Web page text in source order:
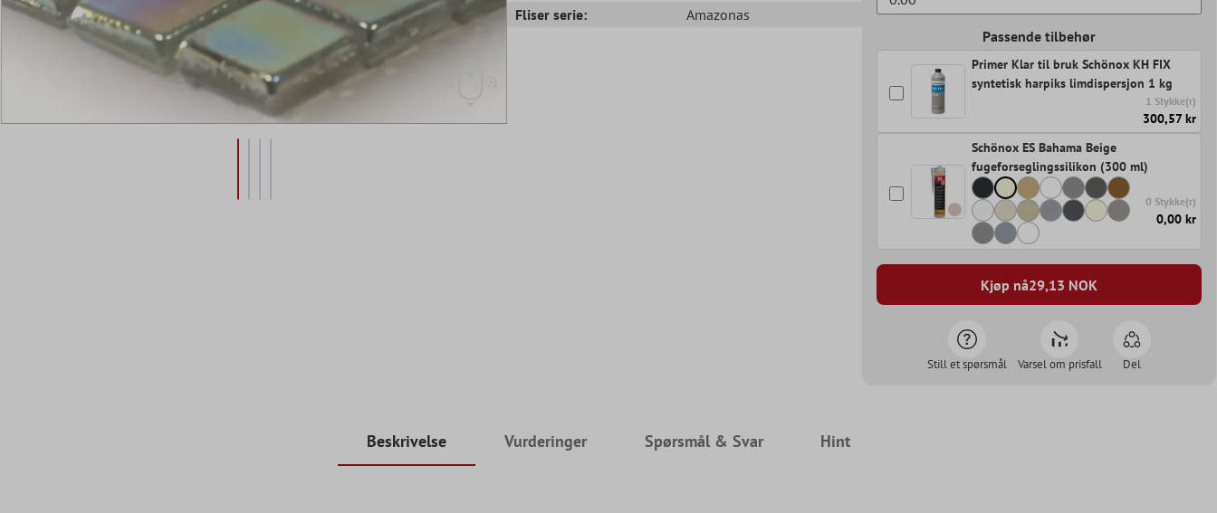
Fliser serie:
Amazonas
Passende tilbehør
Primer Klar til bruk Schönox KH FIX
syntetisk harpiks limdispersjon 1 kg
1 Stykke(r)
300,57 kr
Schönox ES Bahama Beige
fugeforseglingssilikon (300 ml)
0 Stykke(r)
0,00 kr
Kjøp nå29,13 NOK
Still et spørsmål Varsel om prisfall Del
Beskrivelse Vurderinger Spørsmål & Svar Hint